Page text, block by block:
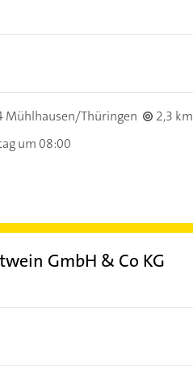
Mühlhausen/Thüringen
2,3 km
um 08:00
GmbH & Co KG